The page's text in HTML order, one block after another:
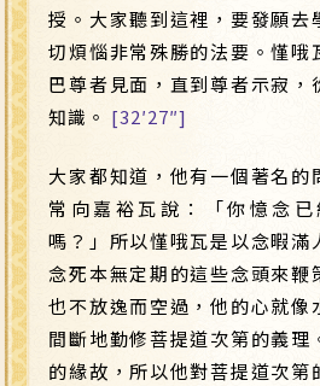
授。大家聽到這裡，要發願去
切煩惱非常殊勝的法要。慬哦
巴尊者見面，直到尊者示寂，
知識。 [32′27″]
大家都知道，他有一個著名的
常向嘉裕瓦說：「你憶念
嗎？」所以慬哦瓦是以念暇滿
念死本無定期的這些念頭來鞭
也不放逸而空過，他的心就像
間斷地勤修菩提道次第的義理
的緣故，所以他對菩提道次第